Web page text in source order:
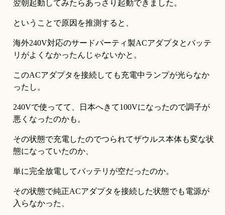
翌朝起動してみたらあっさり起動できました。
ということで原因を推測すると、
海外240V対応のサードパーティ製ACアダプタとバッテ
リがよくなかったんじゃないかと。
このACアダプタを接続しても充電中ランプが光らなか
ったし。
240Vで使ってて、日本へきて100Vになったので調子が
悪くなったのかも。
その状態で充電したのでつられてザウルス本体も変な状
態になっていたのか、
単に完全放電してバッテリが空だったのか。
その状態で純正ACアダプタを接続した状態でも電源が
入らなかった、